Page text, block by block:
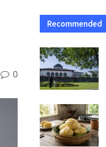
0
Recommended